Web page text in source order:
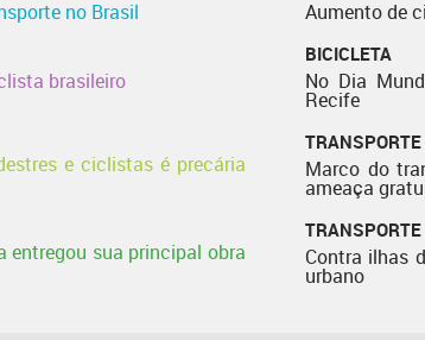
no Brasil
brasileiro
e ciclistas é precária
entregou sua principal obra
Aumento de
BICICLETA
No Dia
Recife
Marco do
ameaça
Contra ilhas
urbano